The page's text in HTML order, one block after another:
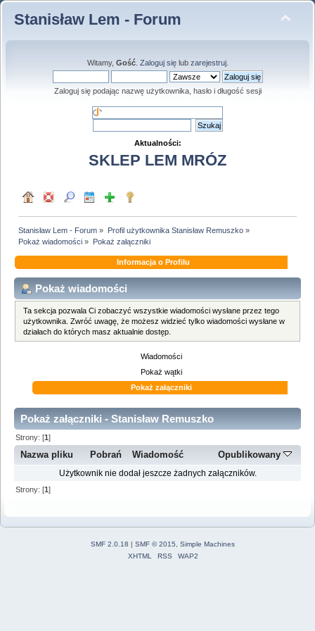
Stanisław Lem - Forum
Witamy, Gość. Zaloguj sięlub zarejestruj.
Zaloguj się podając nazwę użytkownika, hasło i długość sesji
Aktualności:
SKLEP LEM MRÓZ
Stanisław Lem - Forum » Profil użytkownika Stanisław Remuszko»
Pokaż wiadomości » Pokaż załączniki
Informacja o Profilu
Pokaż wiadomości
Ta sekcja pozwala Ci zobaczyć wszystkie wiadomości wysłane przez tego
użytkownika. Zwróć uwagę, że możesz widzieć tylko wiadomości wysłane w
działach do których masz aktualnie dostęp.
Wiadomości
Pokaż wątki
Pokaż załączniki
Pokaż załączniki - Stanisław Remuszko
Strony: [1]
Nazwa pliku Pobrań Wiadomość Opublikowany
Użytkownik nie dodał jeszcze żadnych załączników.
Strony: [1]
SMF 2.0.18 | SMF © 2015
Simple Machines
XHTML
RSS WAP2